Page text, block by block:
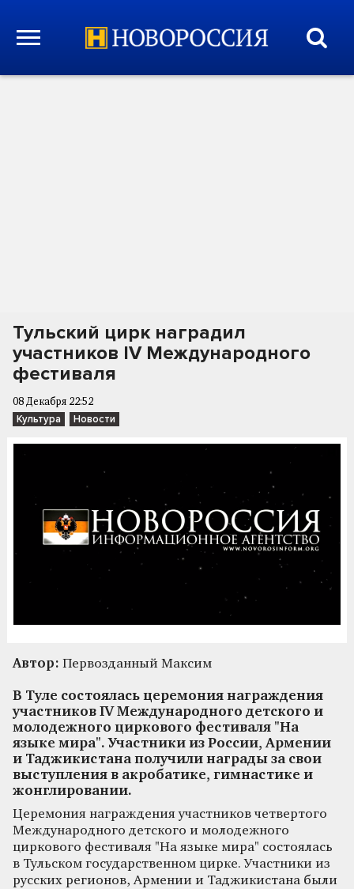
Тульский цирк наградил
участников IV Международного
фестиваля
08 Декабря 22:52
Культура Новости
Автор: Первозданный Максим
В Туле состоялась церемония награждения
участников IV Международного детского и
молодежного циркового фестиваля "На
языке мира". Участники из России, Армении
и Таджикистана получили награды за свои
выступления в акробатике, гимнастике и
жонглировании.
Церемония награждения участников четвертого
Международного детского и молодежного
циркового фестиваля "На языке мира" состоялась
в Тульском государственном цирке. Участники из
русских регионов, Армении и Таджикистана были